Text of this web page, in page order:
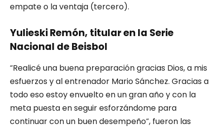
empate o la ventaja (tercero).
Yulieski Remón, titular en la Serie
Nacional de Beisbol
“Realicé una buena preparación gracias Dios, a mis
esfuerzos y al entrenador Mario Sánchez. Gracias a
todo eso estoy envuelto en un gran año y con la
meta puesta en seguir esforzándome para
continuar con un buen desempeño”, fueron las